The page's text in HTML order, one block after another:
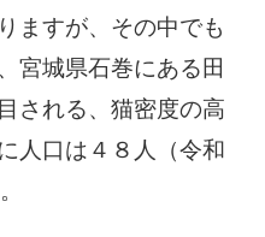
ますが、その中でも
宮城県石巻にある田
される、猫密度の高
人口は４８人（令和